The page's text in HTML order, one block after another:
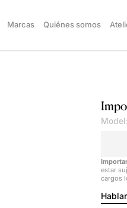
Marcas Quiénes somos
estar
cargos